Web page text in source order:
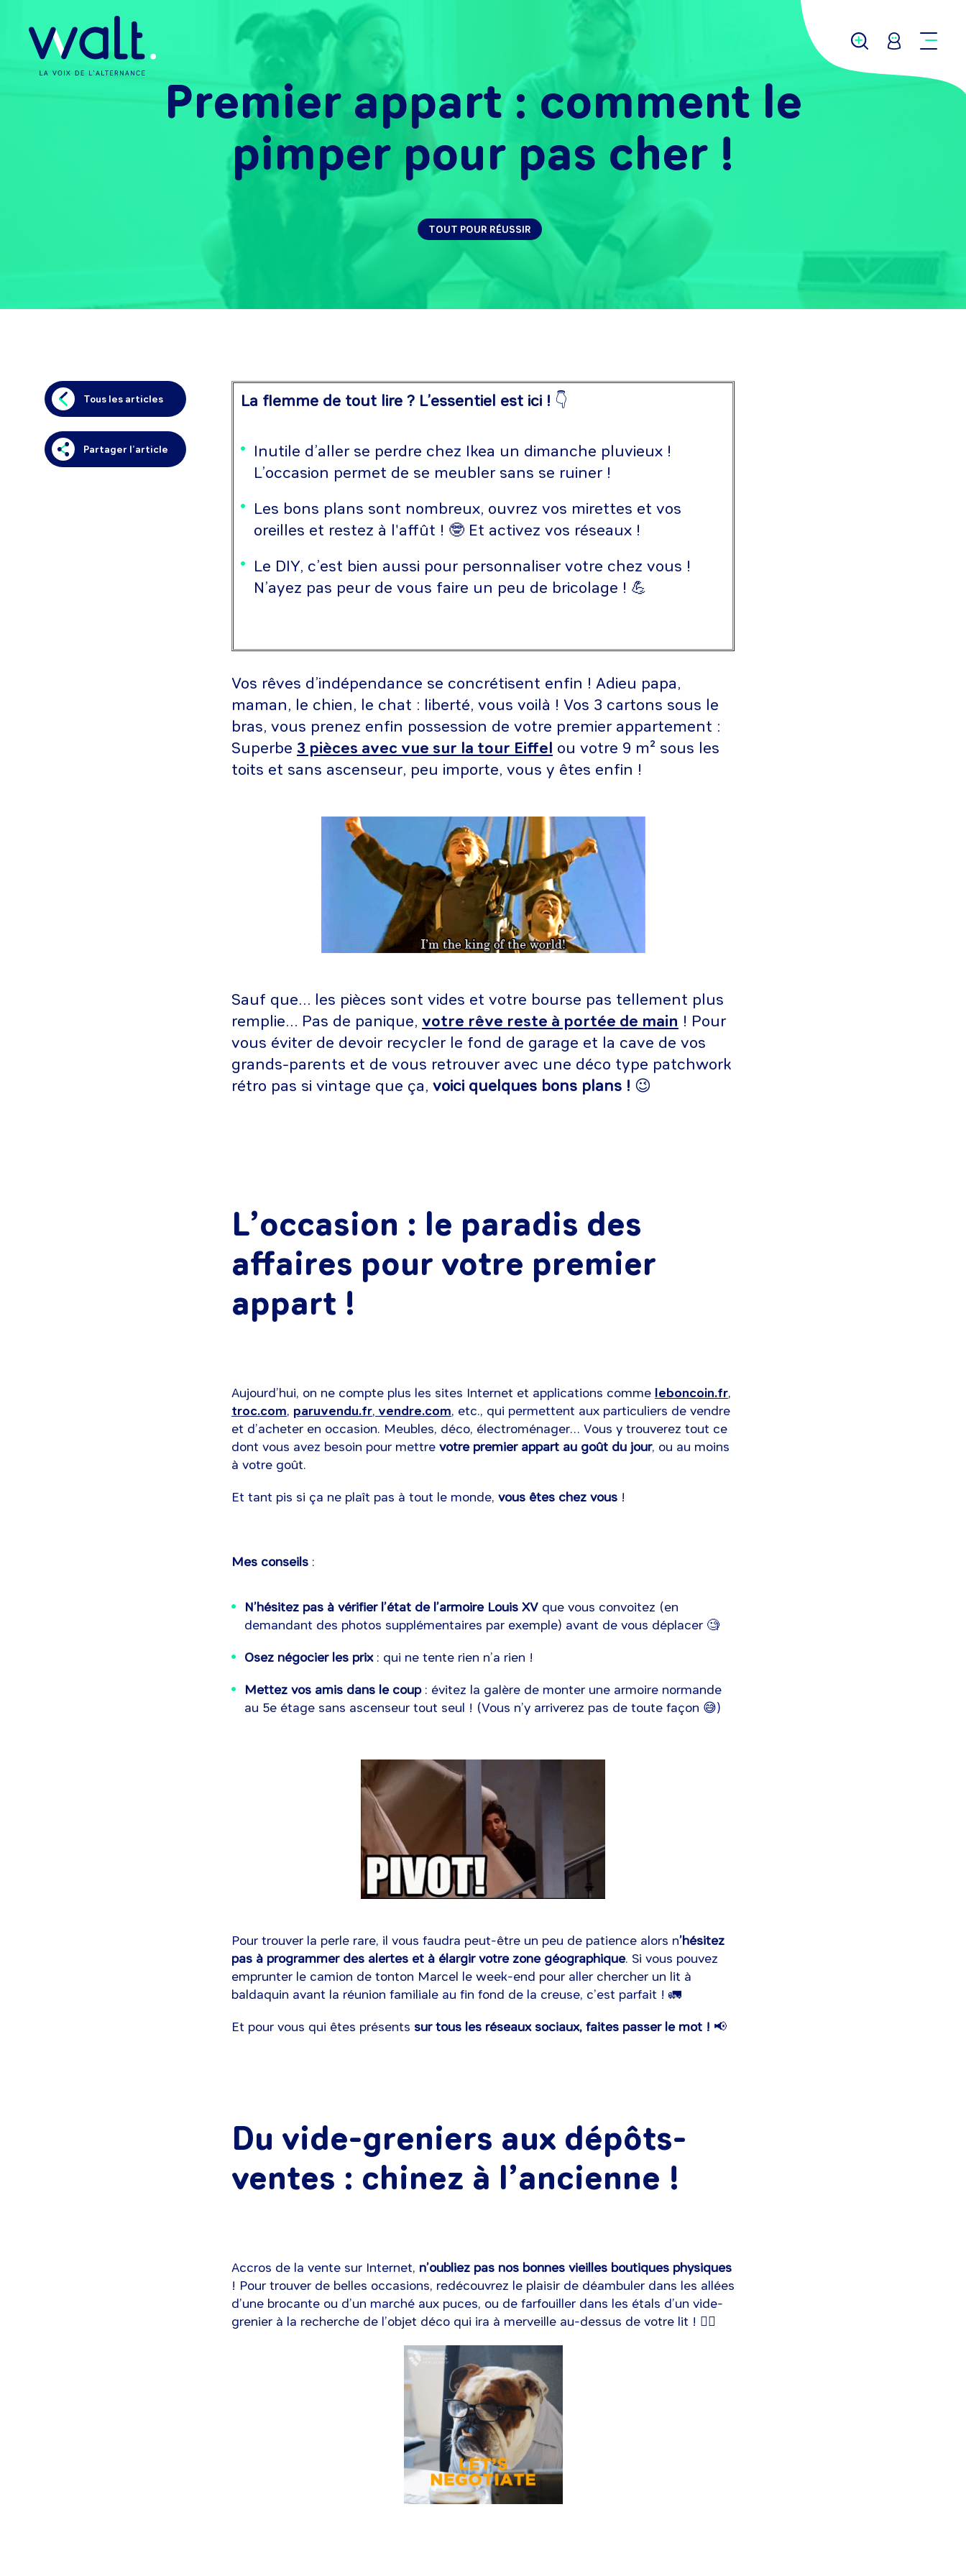
Premier appart : comment le
pimper pour pas cher !
TOUT POUR RÉUSSIR
Tous les articles
Partager l’article
La flemme de tout lire ? L’essentiel est ici ! 👇
Inutile d’aller se perdre chez Ikea un dimanche pluvieux !
L’occasion permet de se meubler sans se ruiner !
Les bons plans sont nombreux, ouvrez vos mirettes et vos
oreilles et restez à l'affût ! 🤓 Et activez vos réseaux !
Le DIY, c’est bien aussi pour personnaliser votre chez vous !
N’ayez pas peur de vous faire un peu de bricolage ! 💪
Vos rêves d’indépendance se concrétisent enfin ! Adieu papa,
maman, le chien, le chat : liberté, vous voilà ! Vos 3 cartons sous le
bras, vous prenez enfin possession de votre premier appartement :
Superbe 3 pièces avec vue sur la tour Eiffel ou votre 9 m² sous les
toits et sans ascenseur, peu importe, vous y êtes enfin !
Sauf que… les pièces sont vides et votre bourse pas tellement plus
remplie… Pas de panique, votre rêve reste à portée de main ! Pour
vous éviter de devoir recycler le fond de garage et la cave de vos
grands-parents et de vous retrouver avec une déco type patchwork
rétro pas si vintage que ça, voici quelques bons plans ! 😉
L’occasion : le paradis des
affaires pour votre premier
appart !
Aujourd’hui, on ne compte plus les sites Internet et applications comme leboncoin.fr,
troc.com, paruvendu.fr, vendre.com, etc., qui permettent aux particuliers de vendre
et d’acheter en occasion. Meubles, déco, électroménager… Vous y trouverez tout ce
dont vous avez besoin pour mettre votre premier appart au goût du jour, ou au moins
à votre goût.
Et tant pis si ça ne plaît pas à tout le monde, vous êtes chez vous !
Mes conseils :
N’hésitez pas à vérifier l’état de l’armoire Louis XV que vous convoitez (en
demandant des photos supplémentaires par exemple) avant de vous déplacer 🧐
Osez négocier les prix : qui ne tente rien n’a rien !
Mettez vos amis dans le coup: évitez la galère de monter une armoire normande
au 5e étage sans ascenseur tout seul ! (Vous n’y arriverez pas de toute façon 😅)
Pour trouver la perle rare, il vous faudra peut-être un peu de patience alors n’hésitez
pas à programmer des alertes et à élargir votre zone géographique. Si vous pouvez
emprunter le camion de tonton Marcel le week-end pour aller chercher un lit à
baldaquin avant la réunion familiale au fin fond de la creuse, c’est parfait ! 🚛
Et pour vous qui êtes présents sur tous les réseaux sociaux, faites passer le mot ! 📢
Du vide-greniers aux dépôts-
ventes : chinez à l’ancienne !
Accros de la vente sur Internet, n’oubliez pas nos bonnes vieilles boutiques physiques
! Pour trouver de belles occasions, redécouvrez le plaisir de déambuler dans les allées
d’une brocante ou d’un marché aux puces, ou de farfouiller dans les étals d’un vide-
grenier à la recherche de l’objet déco qui ira à merveille au-dessus de votre lit ! 🕵️‍♂️